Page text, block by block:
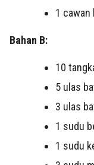
1 cawan
Bahan B:
10
5 ulas
3 ulas
1 sudu
1 sudu